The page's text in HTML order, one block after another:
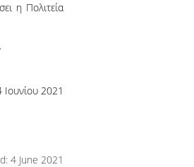
η Πολιτεία
2021
4 June 2021